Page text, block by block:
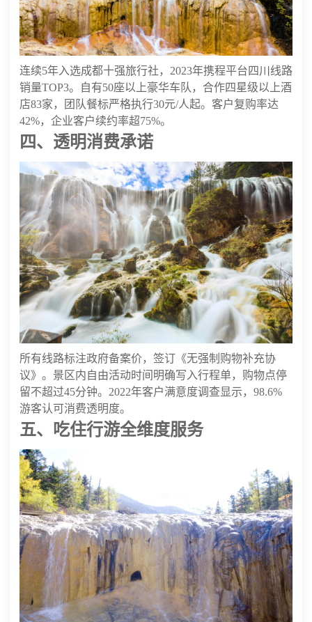
连续5年入选成都十强旅行社，2023年携程平台四川线路
销量TOP3。自有50座以上豪华车队，合作四星级以上酒
店83家，团队餐标严格执行30元/人起。客户复购率达
42%，企业客户续约率超75%。
四、透明消费承诺
所有线路标注政府备案价，签订《无强制购物补充协
议》。景区内自由活动时间明确写入行程单，购物点停
留不超过45分钟。2022年客户满意度调查显示，98.6%
游客认可消费透明度。
五、吃住行游全维度服务